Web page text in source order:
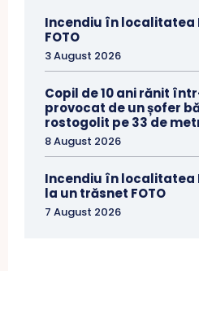
Incendiu în localitatea
FOTO
3 August 2026
Copil de 10 ani rănit
provocat de un șofer
rostogolit pe 33 de
8 August 2026
Incendiu în localitatea
la un trăsnet FOTO
7 August 2026